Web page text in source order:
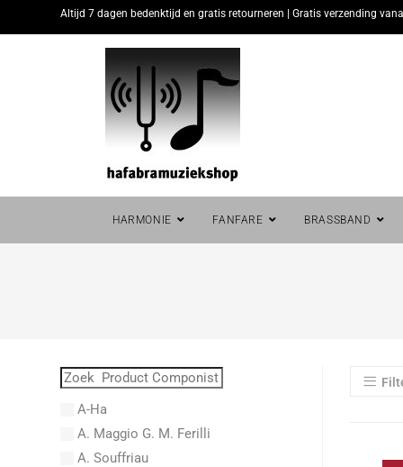
Altijd 7 dagen bedenktijd en gratis retourneren | Gratis verzending
HARMONIE FANFARE BRASSBAND
A-Ha
A. Maggio G. M. Ferilli
A. Souffriau